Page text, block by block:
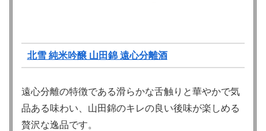
北雪 純米吟醸 山田錦 遠心分離酒
遠心分離の特徴である滑らかな舌触りと華やかで気
品ある味わい、山田錦のキレの良い後味が楽しめる
贅沢な逸品です。